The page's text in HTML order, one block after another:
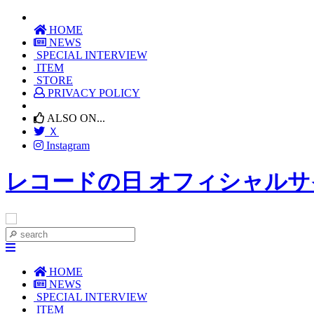
HOME
NEWS
SPECIAL INTERVIEW
ITEM
STORE
PRIVACY POLICY
ALSO ON...
Ｘ
Instagram
レコードの日 オフィシャル
HOME
NEWS
SPECIAL INTERVIEW
ITEM